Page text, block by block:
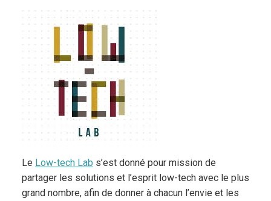
Le Low-tech Lab s’est donné pour mission de
partager les solutions et l’esprit low-tech avec le plus
grand nombre, afin de donner à chacun l’envie et les